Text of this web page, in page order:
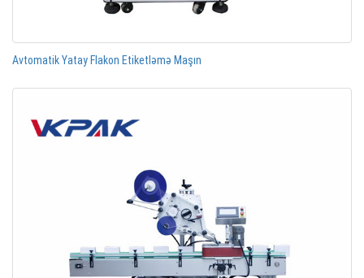
Avtomatik Yatay Flakon Etiketləmə Maşın